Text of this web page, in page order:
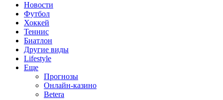
Новости
Футбол
Хоккей
Теннис
Биатлон
Другие виды
Lifestyle
Еще
Прогнозы
Онлайн-казино
Betera